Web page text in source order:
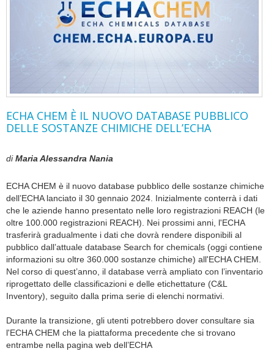
ECHA CHEM È IL NUOVO DATABASE PUBBLICO
DELLE SOSTANZE CHIMICHE DELL’ECHA
diMaria Alessandra Nania
ECHA CHEM è il nuovo database pubblico delle sostanze chimiche
dell’ECHA lanciato il 30 gennaio 2024. Inizialmente conterrà i dati
che le aziende hanno presentato nelle loro registrazioni REACH (le
oltre 100.000 registrazioni REACH). Nei prossimi anni, l'ECHA
trasferirà gradualmente i dati che dovrà rendere disponibili al
pubblico dall’attuale database Search for chemicals (oggi contiene
informazioni su oltre 360.000 sostanze chimiche) all'ECHA CHEM.
Nel corso di quest’anno, il database verrà ampliato con l’inventario
riprogettato delle classificazioni e delle etichettature (C&L
Inventory), seguito dalla prima serie di elenchi normativi.
Durante la transizione, gli utenti potrebbero dover consultare sia
l'ECHA CHEM che la piattaforma precedente che si trovano
entrambe nella pagina web dell’ECHA